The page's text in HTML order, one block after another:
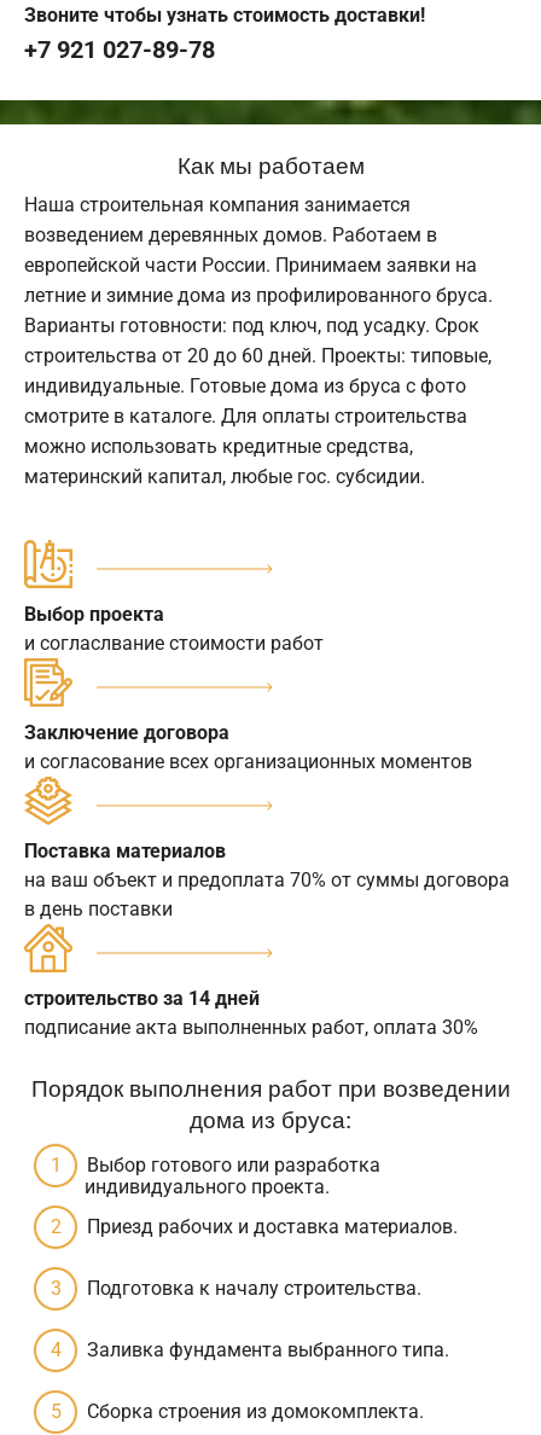
Звоните чтобы узнать стоимость доставки!
+7 921 027-89-78
Как мы работаем
Наша строительная компания занимается
возведением деревянных домов. Работаем в
европейской части России. Принимаем заявки на
летние и зимние дома из профилированного бруса.
Варианты готовности: под ключ, под усадку. Срок
строительства от 20 до 60 дней. Проекты: типовые,
индивидуальные. Готовые дома из бруса с фото
смотрите в каталоге. Для оплаты строительства
можно использовать кредитные средства,
материнский капитал, любые гос. субсидии.
Выбор проекта
и согласлвание стоимости работ
Заключение договора
и согласование всех организационных моментов
Поставка материалов
на ваш объект и предоплата 70% от суммы договора
в день поставки
строительство за 14 дней
подписание акта выполненных работ, оплата 30%
Порядок выполнения работ при возведении
дома из бруса:
Выбор готового или разработка
индивидуального проекта.
Приезд рабочих и доставка материалов.
Подготовка к началу строительства.
Заливка фундамента выбранного типа.
Сборка строения из домокомплекта.